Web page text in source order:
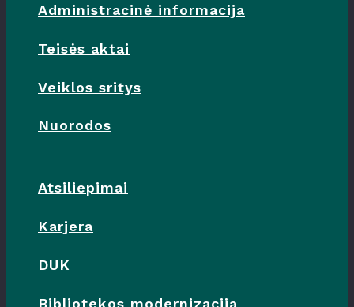
Administracinė informacija
Teisės aktai
Veiklos sritys
Nuorodos
Atsiliepimai
Karjera
DUK
Bibliotekos modernizacija